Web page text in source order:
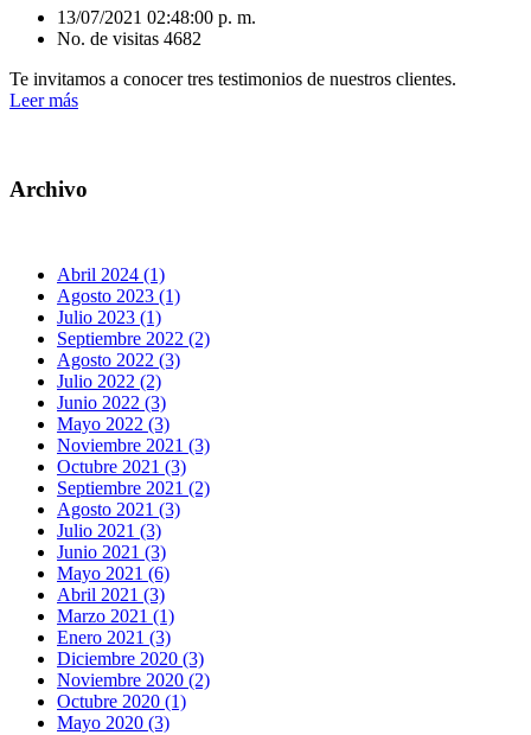
13/07/2021 02:48:00 p. m.
No. de visitas 4682
Te invitamos a conocer tres testimonios de nuestros clientes.
Leer más
Archivo
Abril 2024 (1)
Agosto 2023 (1)
Julio 2023 (1)
Septiembre 2022 (2)
Agosto 2022 (3)
Julio 2022 (2)
Junio 2022 (3)
Mayo 2022 (3)
Noviembre 2021 (3)
Octubre 2021 (3)
Septiembre 2021 (2)
Agosto 2021 (3)
Julio 2021 (3)
Junio 2021 (3)
Mayo 2021 (6)
Abril 2021 (3)
Marzo 2021 (1)
Enero 2021 (3)
Diciembre 2020 (3)
Noviembre 2020 (2)
Octubre 2020 (1)
Mayo 2020 (3)